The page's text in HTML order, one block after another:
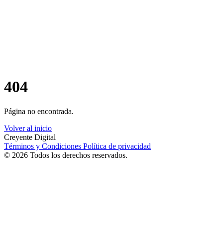
404
Página no encontrada.
Volver al inicio
Creyente Digital
Términos y Condiciones Política de privacidad
© 2026 Todos los derechos reservados.